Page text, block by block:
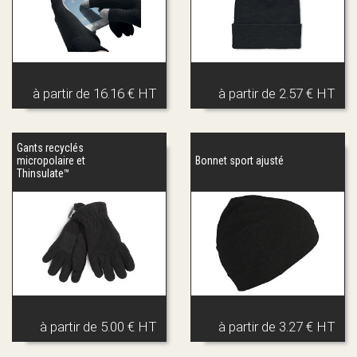
à partir de 16.16 € HT à partir de 2.57 € HT
Gants recyclés
micropolaire et
Thinsulate™
à partir de 5.00 € HT
Bonnet sport ajusté
à partir de 3.27 € HT